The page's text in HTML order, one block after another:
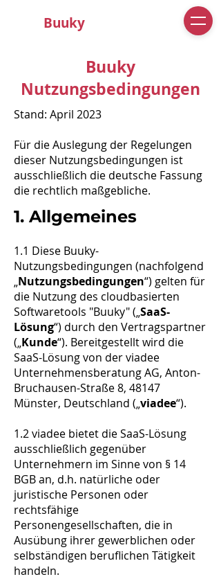
Buuky
Buuky
Nutzungsbedingungen
Stand: April 2023
Für die Auslegung der Regelungen
dieser Nutzungsbedingungen ist
ausschließlich die deutsche Fassung
die rechtlich maßgebliche.​
1. Allgemeines
1.1 Diese Buuky-
Nutzungsbedingungen (nachfolgend
„Nutzungsbedingungen“) gelten für
die Nutzung des cloudbasierten
Softwaretools "Buuky" („SaaS-
Lösung“) durch den Vertragspartner
(„Kunde“). Bereitgestellt wird die
SaaS-Lösung von der viadee
Unternehmensberatung AG, Anton-
Bruchausen-Straße 8, 48147
Münster, Deutschland („viadee“).
1.2 viadee bietet die SaaS-Lösung
ausschließlich gegenüber
Unternehmern im Sinne von § 14
BGB an, d.h. natürliche oder
juristische Personen oder
rechtsfähige
Personengesellschaften, die in
Ausübung ihrer gewerblichen oder
selbständigen beruflichen Tätigkeit
handeln.